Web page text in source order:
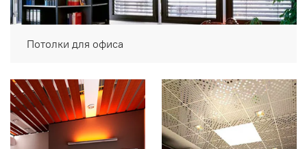
Потолки для офиса